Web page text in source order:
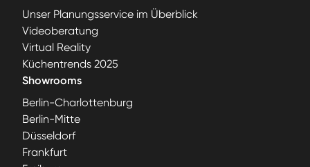
Unser Planungsservice im Überblick
Videoberatung
Virtual Reality
Küchentrends 2025
Showrooms
Berlin-Charlottenburg
Berlin-Mitte
Düsseldorf
Frankfurt